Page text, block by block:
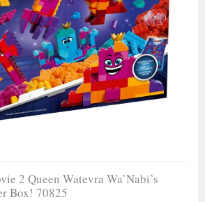
2 Queen Watevra Wa’Nabi’s
Box! 70825